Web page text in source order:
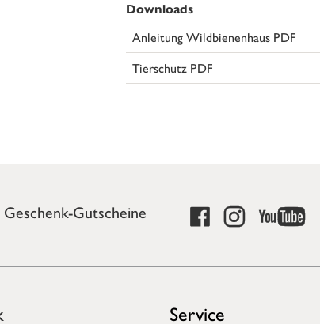
Downloads
Anleitung Wildbienenhaus PDF
Tierschutz PDF
Geschenk-Gutscheine
Service